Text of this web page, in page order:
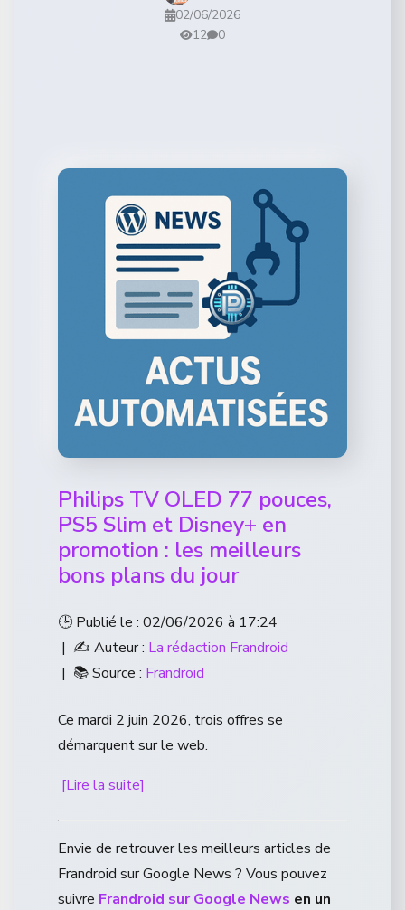
02/06/2026
12
0
Philips TV OLED 77 pouces,
PS5 Slim et Disney+ en
promotion : les meilleurs
bons plans du jour
🕒 Publié le : 02/06/2026 à 17:24
| ✍️ Auteur : La rédaction Frandroid
| 📚 Source : Frandroid
Ce mardi 2 juin 2026, trois offres se
démarquent sur le web.
[Lire la suite]
Envie de retrouver les meilleurs articles de
Frandroid sur Google News ? Vous pouvez
suivre Frandroid sur Google News en un